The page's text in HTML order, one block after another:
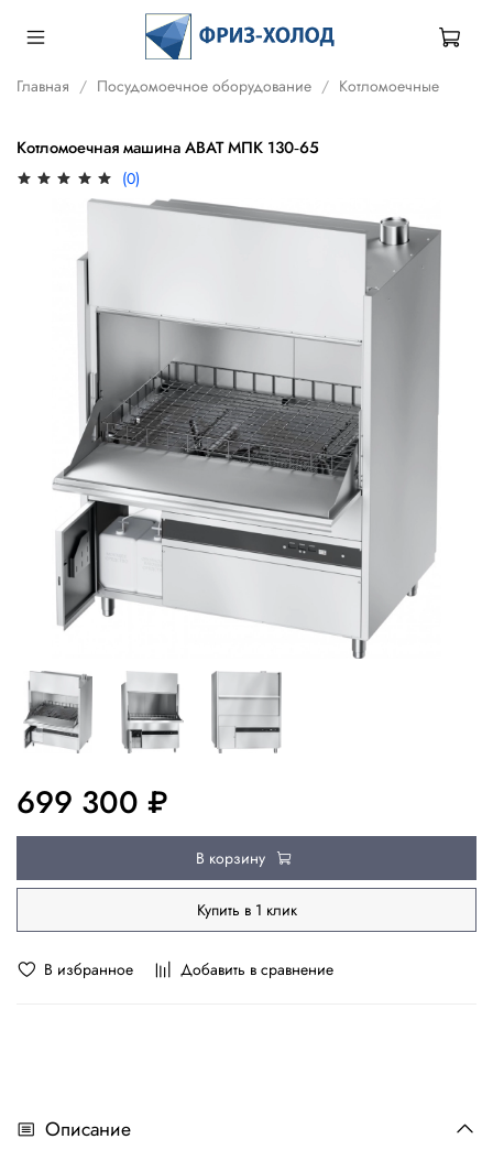
Главная Посудомоечное оборудование Котломоечные
Котломоечная машина ABAT МПК 130‑65
(0)
В избранное Добавить в сравнение
699 300 ₽
В корзину
Купить в 1 клик
Описание